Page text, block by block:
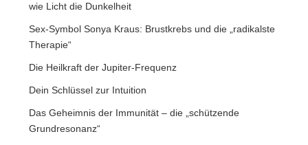
wie Licht die Dunkelheit
Sex-Symbol Sonya Kraus: Brustkrebs und die „radikalste
Therapie“
Die Heilkraft der Jupiter-Frequenz
Dein Schlüssel zur Intuition
Das Geheimnis der Immunität – die „schützende
Grundresonanz“